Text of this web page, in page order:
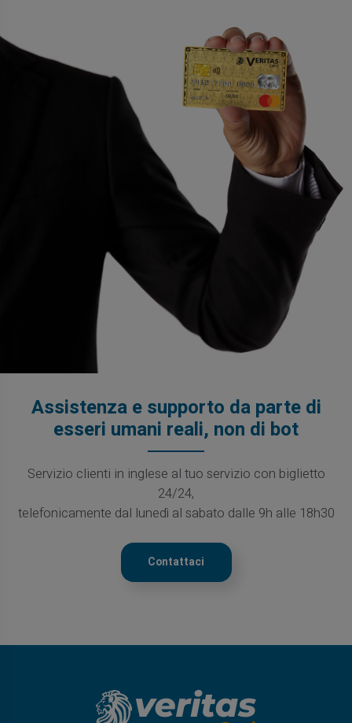
Assistenza e supporto da parte di
esseri umani reali, non di bot
Servizio clienti in inglese al tuo servizio con biglietto
24/24,
telefonicamente dal lunedì al sabato dalle 9h alle 18h30
Contattaci